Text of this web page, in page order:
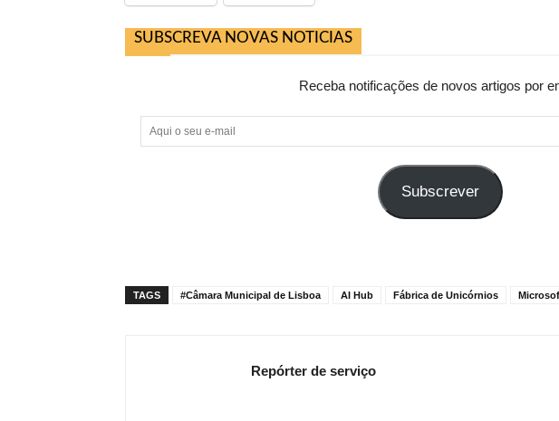
SUBSCREVA NOVAS NOTICIAS
Receba notificações de novos artigos por
Aqui
o
Subscrever
TAGS #Câmara Municipal de Lisboa AI Hub Fábrica de Unicórnios
Repórter de serviço